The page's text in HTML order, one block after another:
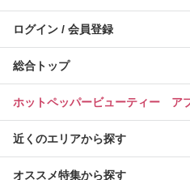
ログイン / 会員登録
総合トップ
ホットペッパービューティー ア
近くのエリアから探す
オススメ特集から探す